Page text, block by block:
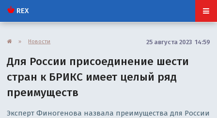
REX
» Новости 25 августа 2023 14:59
Для России присоединение шести
стран к БРИКС имеет целый ряд
преимуществ
Эксперт Финогенова назвала преимущества для России